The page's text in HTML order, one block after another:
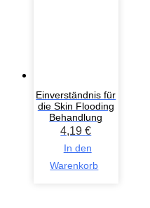
Einverständnis für
die Skin Flooding
Behandlung
4,19€
In den
Warenkorb